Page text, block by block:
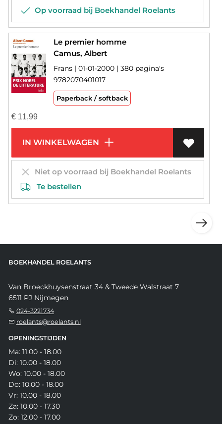
Op voorraad bij Boekhandel Roelants
Le premier homme
Camus, Albert
Frans | 01-01-2000 | 380 pagina's
9782070401017
Paperback / softback
€11,99
IN WINKELWAGEN
Niet op voorraad bij Boekhandel Roelants
Te bestellen
BOEKHANDEL ROELANTS
Van Broeckhuysenstraat 34 & Tweede Walstraat 7
6511 PJ Nijmegen
024-3221734
roelants@roelants.nl
OPENINGSTIJDEN
Ma: 11.00 - 18.00
Di: 10.00 - 18.00
Wo: 10.00 - 18.00
Do: 10.00 - 18.00
Vr: 10.00 - 18.00
Za: 10.00 - 17.30
Zo: 12.00 - 17.00